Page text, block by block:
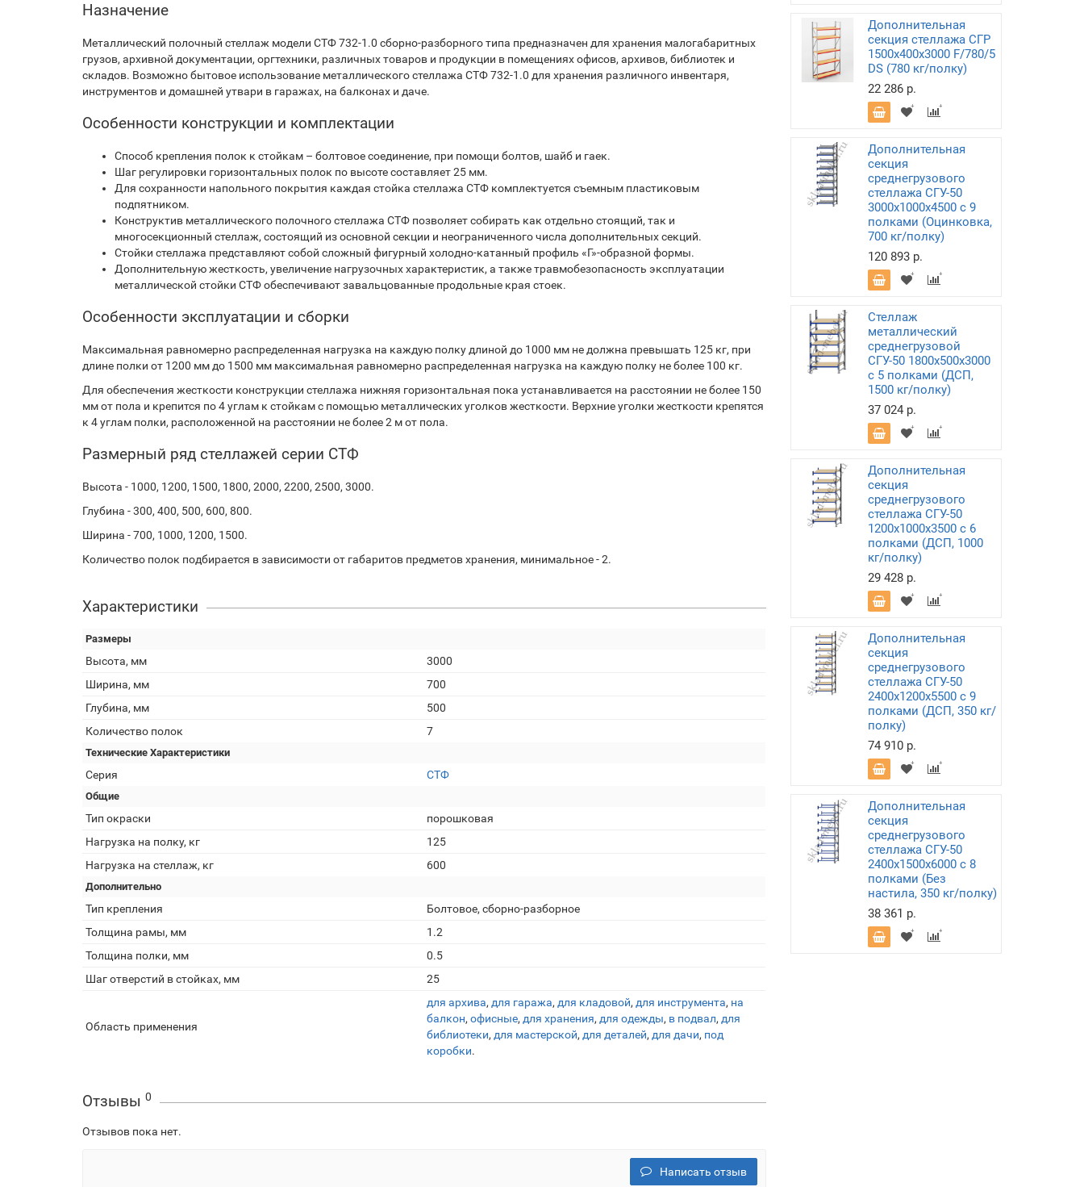
Назначение
Металлический полочный стеллаж модели СТФ 732-1.0 сборно-разборного типа предназначен для хранения малогабаритных
грузов, архивной документации, оргтехники, различных товаров и продукции в помещениях офисов, архивов, библиотек и
складов. Возможно бытовое использование металлического стеллажа СТФ 732-1.0 для хранения различного инвентаря,
инструментов и домашней утвари в гаражах, на балконах и даче.
Особенности конструкции и комплектации
Способ крепления полок к стойкам – болтовое соединение, при помощи болтов, шайб и гаек.
Шаг регулировки горизонтальных полок по высоте составляет 25 мм.
Для сохранности напольного покрытия каждая стойка стеллажа СТФ комплектуется съемным пластиковым
подпятником.
Конструктив металлического полочного стеллажа СТФ позволяет собирать как отдельно стоящий, так и
многосекционный стеллаж, состоящий из основной секции и неограниченного числа дополнительных секций.
Стойки стеллажа представляют собой сложный фигурный холодно-катанный профиль «Г»-образной формы.
Дополнительную жесткость, увеличение нагрузочных характеристик, а также травмобезопасность эксплуатации
металлической стойки СТФ обеспечивают завальцованные продольные края стоек.
Особенности эксплуатации и сборки
Максимальная равномерно распределенная нагрузка на каждую полку длиной до 1000 мм не должна превышать 125 кг, при
длине полки от 1200 мм до 1500 мм максимальная равномерно распределенная нагрузка на каждую полку не более 100 кг.
Для обеспечения жесткости конструкции стеллажа нижняя горизонтальная пока устанавливается на расстоянии не более 150
мм от пола и крепится по 4 углам к стойкам с помощью металлических уголков жесткости. Верхние уголки жесткости крепятся
к 4 углам полки, расположенной на расстоянии не более 2 м от пола.
Размерный ряд стеллажей серии СТФ
Высота - 1000, 1200, 1500, 1800, 2000, 2200, 2500, 3000.
Глубина - 300, 400, 500, 600, 800.
Ширина - 700, 1000, 1200, 1500.
Количество полок подбирается в зависимости от габаритов предметов хранения, минимальное - 2.
Характеристики
Размеры
Высота, мм
3000
Ширина, мм
700
Глубина, мм
500
Количество полок
7
Технические Характеристики
Серия СТФ
Общие
Тип окраски
порошковая
Нагрузка на полку, кг
125
Нагрузка на стеллаж, кг
600
Дополнительно
Тип крепления
Болтовое, сборно-разборное
Толщина рамы, мм
1.2
Толщина полки, мм
0.5
Шаг отверстий в стойках, мм
25
Область применения
для архива, для гаража, для кладовой, для инструмента, на
балкон, офисные, для хранения, для одежды, в подвал, для
библиотеки, для мастерской, для деталей, для дачи, под
коробки.
Отзывы 0
Отзывов пока нет.
Написать отзыв
Дополнительная
секция стеллажа СГР
1500х400х3000 F/780/5
DS (780 кг/полку)
22 286 р.
Дополнительная
секция
среднегрузового
стеллажа СГУ-50
3000х1000х4500 с 9
полками (Оцинковка,
700 кг/полку)
120 893 р.
Стеллаж
металлический
среднегрузовой
СГУ-50 1800х500х3000
с 5 полками (ДСП,
1500 кг/полку)
37 024 р.
Дополнительная
секция
среднегрузового
стеллажа СГУ-50
1200х1000х3500 с 6
полками (ДСП, 1000
кг/полку)
29 428 р.
Дополнительная
секция
среднегрузового
стеллажа СГУ-50
2400х1200х5500 с 9
полками (ДСП, 350 кг/
полку)
74 910 р.
Дополнительная
секция
среднегрузового
стеллажа СГУ-50
2400х1500х6000 с 8
полками (Без
настила, 350 кг/полку)
38 361 р.